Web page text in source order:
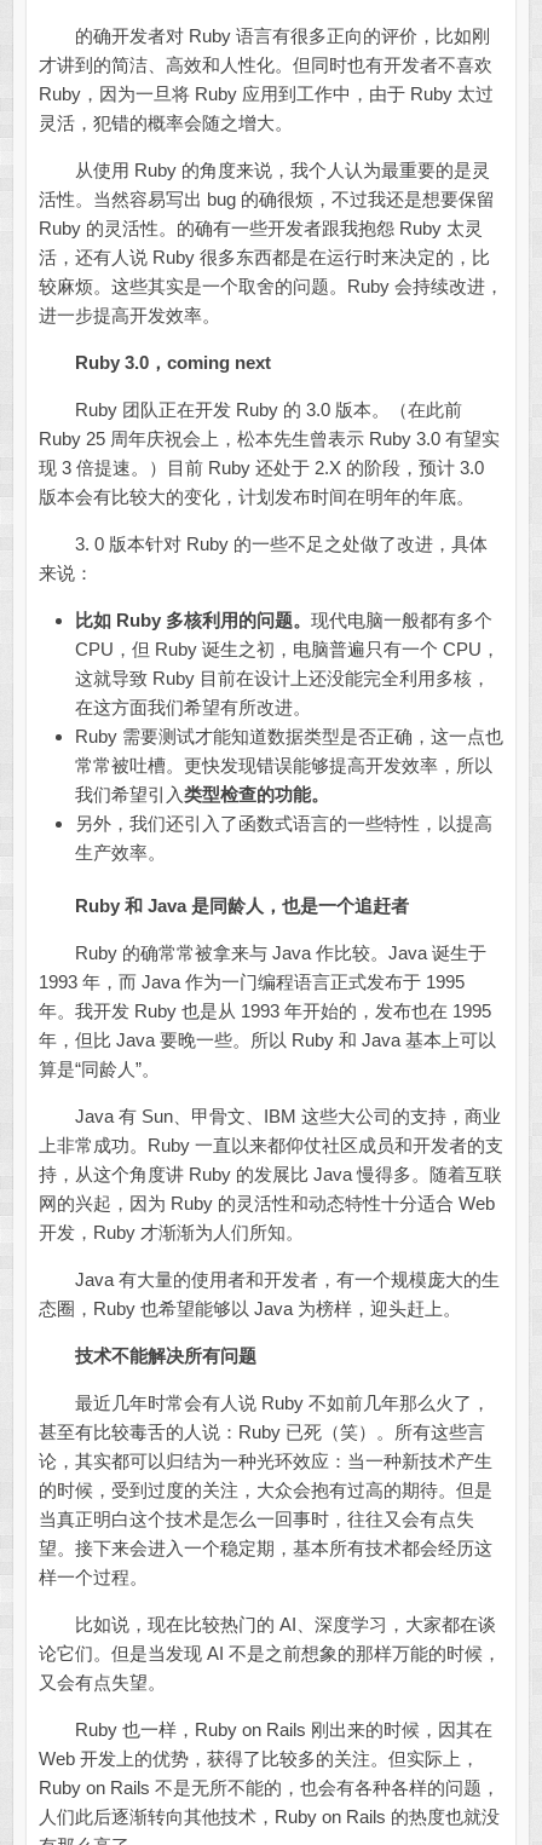
的确开发者对 Ruby 语言有很多正向的评价，比如刚
才讲到的简洁、高效和人性化。但同时也有开发者不喜欢
Ruby，因为一旦将 Ruby 应用到工作中，由于 Ruby 太过
灵活，犯错的概率会随之增大。
从使用 Ruby 的角度来说，我个人认为最重要的是灵
活性。当然容易写出 bug 的确很烦，不过我还是想要保留
Ruby 的灵活性。的确有一些开发者跟我抱怨 Ruby 太灵
活，还有人说 Ruby 很多东西都是在运行时来决定的，比
较麻烦。这些其实是一个取舍的问题。Ruby 会持续改进，
进一步提高开发效率。
Ruby 3.0，coming next
Ruby 团队正在开发 Ruby 的 3.0 版本。（在此前
Ruby 25 周年庆祝会上，松本先生曾表示 Ruby 3.0 有望实
现 3 倍提速。）目前 Ruby 还处于 2.X 的阶段，预计 3.0
版本会有比较大的变化，计划发布时间在明年的年底。
3. 0 版本针对 Ruby 的一些不足之处做了改进，具体
来说：
比如 Ruby 多核利用的问题。 现代电脑一般都有多个
CPU，但 Ruby 诞生之初，电脑普遍只有一个 CPU，
这就导致 Ruby 目前在设计上还没能完全利用多核，
在这方面我们希望有所改进。
Ruby 需要测试才能知道数据类型是否正确，这一点也
常常被吐槽。更快发现错误能够提高开发效率，所以
我们希望引入类型检查的功能。
另外，我们还引入了函数式语言的一些特性，以提高
生产效率。
Ruby 和 Java 是同龄人，也是一个追赶者
Ruby 的确常常被拿来与 Java 作比较。Java 诞生于
1993 年，而 Java 作为一门编程语言正式发布于 1995
年。我开发 Ruby 也是从 1993 年开始的，发布也在 1995
年，但比 Java 要晚一些。所以 Ruby 和 Java 基本上可以
算是“同龄人”。
Java 有 Sun、甲骨文、IBM 这些大公司的支持，商业
上非常成功。Ruby 一直以来都仰仗社区成员和开发者的支
持，从这个角度讲 Ruby 的发展比 Java 慢得多。随着互联
网的兴起，因为 Ruby 的灵活性和动态特性十分适合 Web
开发，Ruby 才渐渐为人们所知。
Java 有大量的使用者和开发者，有一个规模庞大的生
态圈，Ruby 也希望能够以 Java 为榜样，迎头赶上。
技术不能解决所有问题
最近几年时常会有人说 Ruby 不如前几年那么火了，
甚至有比较毒舌的人说：Ruby 已死（笑）。所有这些言
论，其实都可以归结为一种光环效应：当一种新技术产生
的时候，受到过度的关注，大众会抱有过高的期待。但是
当真正明白这个技术是怎么一回事时，往往又会有点失
望。接下来会进入一个稳定期，基本所有技术都会经历这
样一个过程。
比如说，现在比较热门的 AI、深度学习，大家都在谈
论它们。但是当发现 AI 不是之前想象的那样万能的时候，
又会有点失望。
Ruby 也一样，Ruby on Rails 刚出来的时候，因其在
Web 开发上的优势，获得了比较多的关注。但实际上，
Ruby on Rails 不是无所不能的，也会有各种各样的问题，
人们此后逐渐转向其他技术，Ruby on Rails 的热度也就没